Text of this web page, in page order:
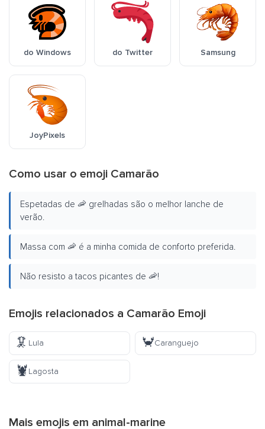
do Windows do Twitter Samsung
JoyPixels
Como usar o emoji Camarão
Espetadas de 🦐 grelhadas são o melhor lanche de
verão.
Massa com 🦐 é a minha comida de conforto preferida.
Não resisto a tacos picantes de 🦐!
Emojis relacionados a Camarão Emoji
🦑 Lula 🦀Caranguejo
🦞Lagosta
Mais emojis em animal-marine